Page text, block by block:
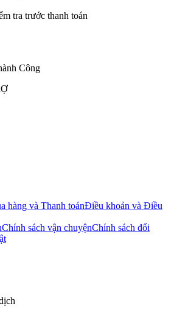
tra trước thanh toán
Công
hàng và Thanh toánĐiều khoản và Điều
Chính sách vận chuyệnChính sách đổi